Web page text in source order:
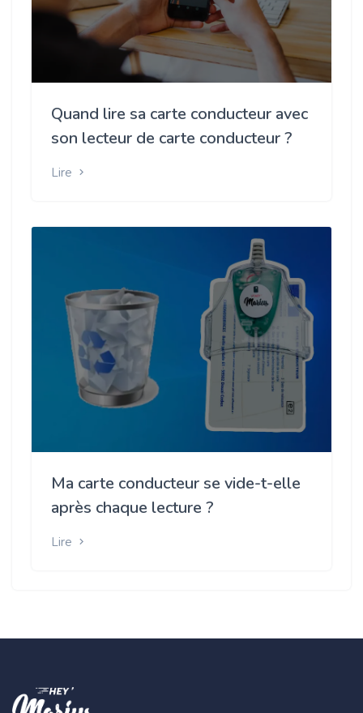
Quand lire sa carte conducteur avec
son lecteur de carte conducteur ?
Lire
Ma carte conducteur se vide-t-elle
après chaque lecture ?
Lire